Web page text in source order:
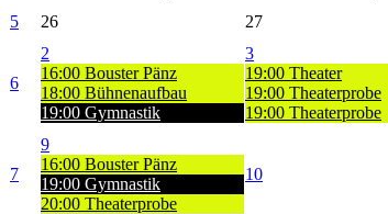
5
26 27
6
2
16:00 Bouster Pänz
18:00 Bühnenaufbau
19:00 Gymnastik
3
19:00 Theater
19:00 Theaterprobe
19:00 Theaterprobe
7
9
16:00 Bouster Pänz
19:00 Gymnastik
20:00 Theaterprobe
10